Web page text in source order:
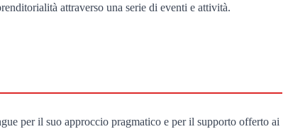
attraverso una serie di eventi e attività.
per il suo approccio pragmatico e per il supporto offerto ai